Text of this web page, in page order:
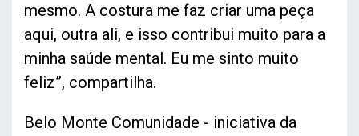
mesmo. A costura me faz criar uma peça
aqui, outra ali, e isso contribui muito para a
minha saúde mental. Eu me sinto muito
feliz”, compartilha.
Belo Monte Comunidade - iniciativa da